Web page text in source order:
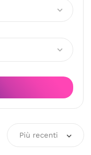
Più recenti